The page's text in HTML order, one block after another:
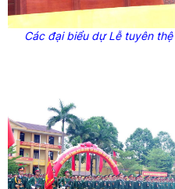
Các đại biểu dự Lễ tuyên